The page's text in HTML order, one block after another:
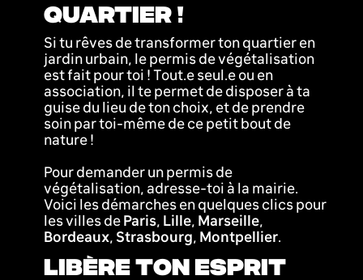
QUARTIER !
Si tu rêves de transformer ton quartier en
jardin urbain, le permis de végétalisation
est fait pour toi ! Tout.e seul.e ou en
association, il te permet de disposer à ta
guise du lieu de ton choix, et de prendre
soin par toi-même de ce petit bout de
nature !
Pour demander un permis de
végétalisation, adresse-toi à la mairie.
Voici les démarches en quelques clics pour
les villes de Paris, Lille, Marseille,
Bordeaux, Strasbourg, Montpellier.
LIBÈRE TON ESPRIT